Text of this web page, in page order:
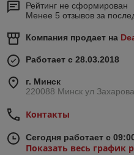
Рейтинг не сформирован
Менее 5 отзывов за
Компания продает на
Работает с 28.03.2018
г. Минск
220088 Минск ул
Контакты
Сегодня работает с
Показать весь график